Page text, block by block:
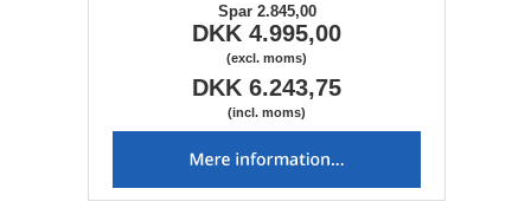
Spar 2.845,00
DKK 4.995,00
(excl. moms)
DKK 6.243,75
(incl. moms)